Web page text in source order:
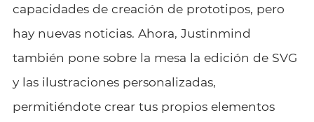
capacidades de creación de prototipos, pero
hay nuevas noticias. Ahora, Justinmind
también pone sobre la mesa la edición de SVG
y las ilustraciones personalizadas,
permitiéndote crear tus propios elementos